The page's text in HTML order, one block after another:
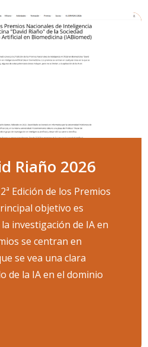
Riaño 2026
Edición de los Premios
objetivo es
investigación de IA en
se centran en
se vea una clara
de la IA en el dominio